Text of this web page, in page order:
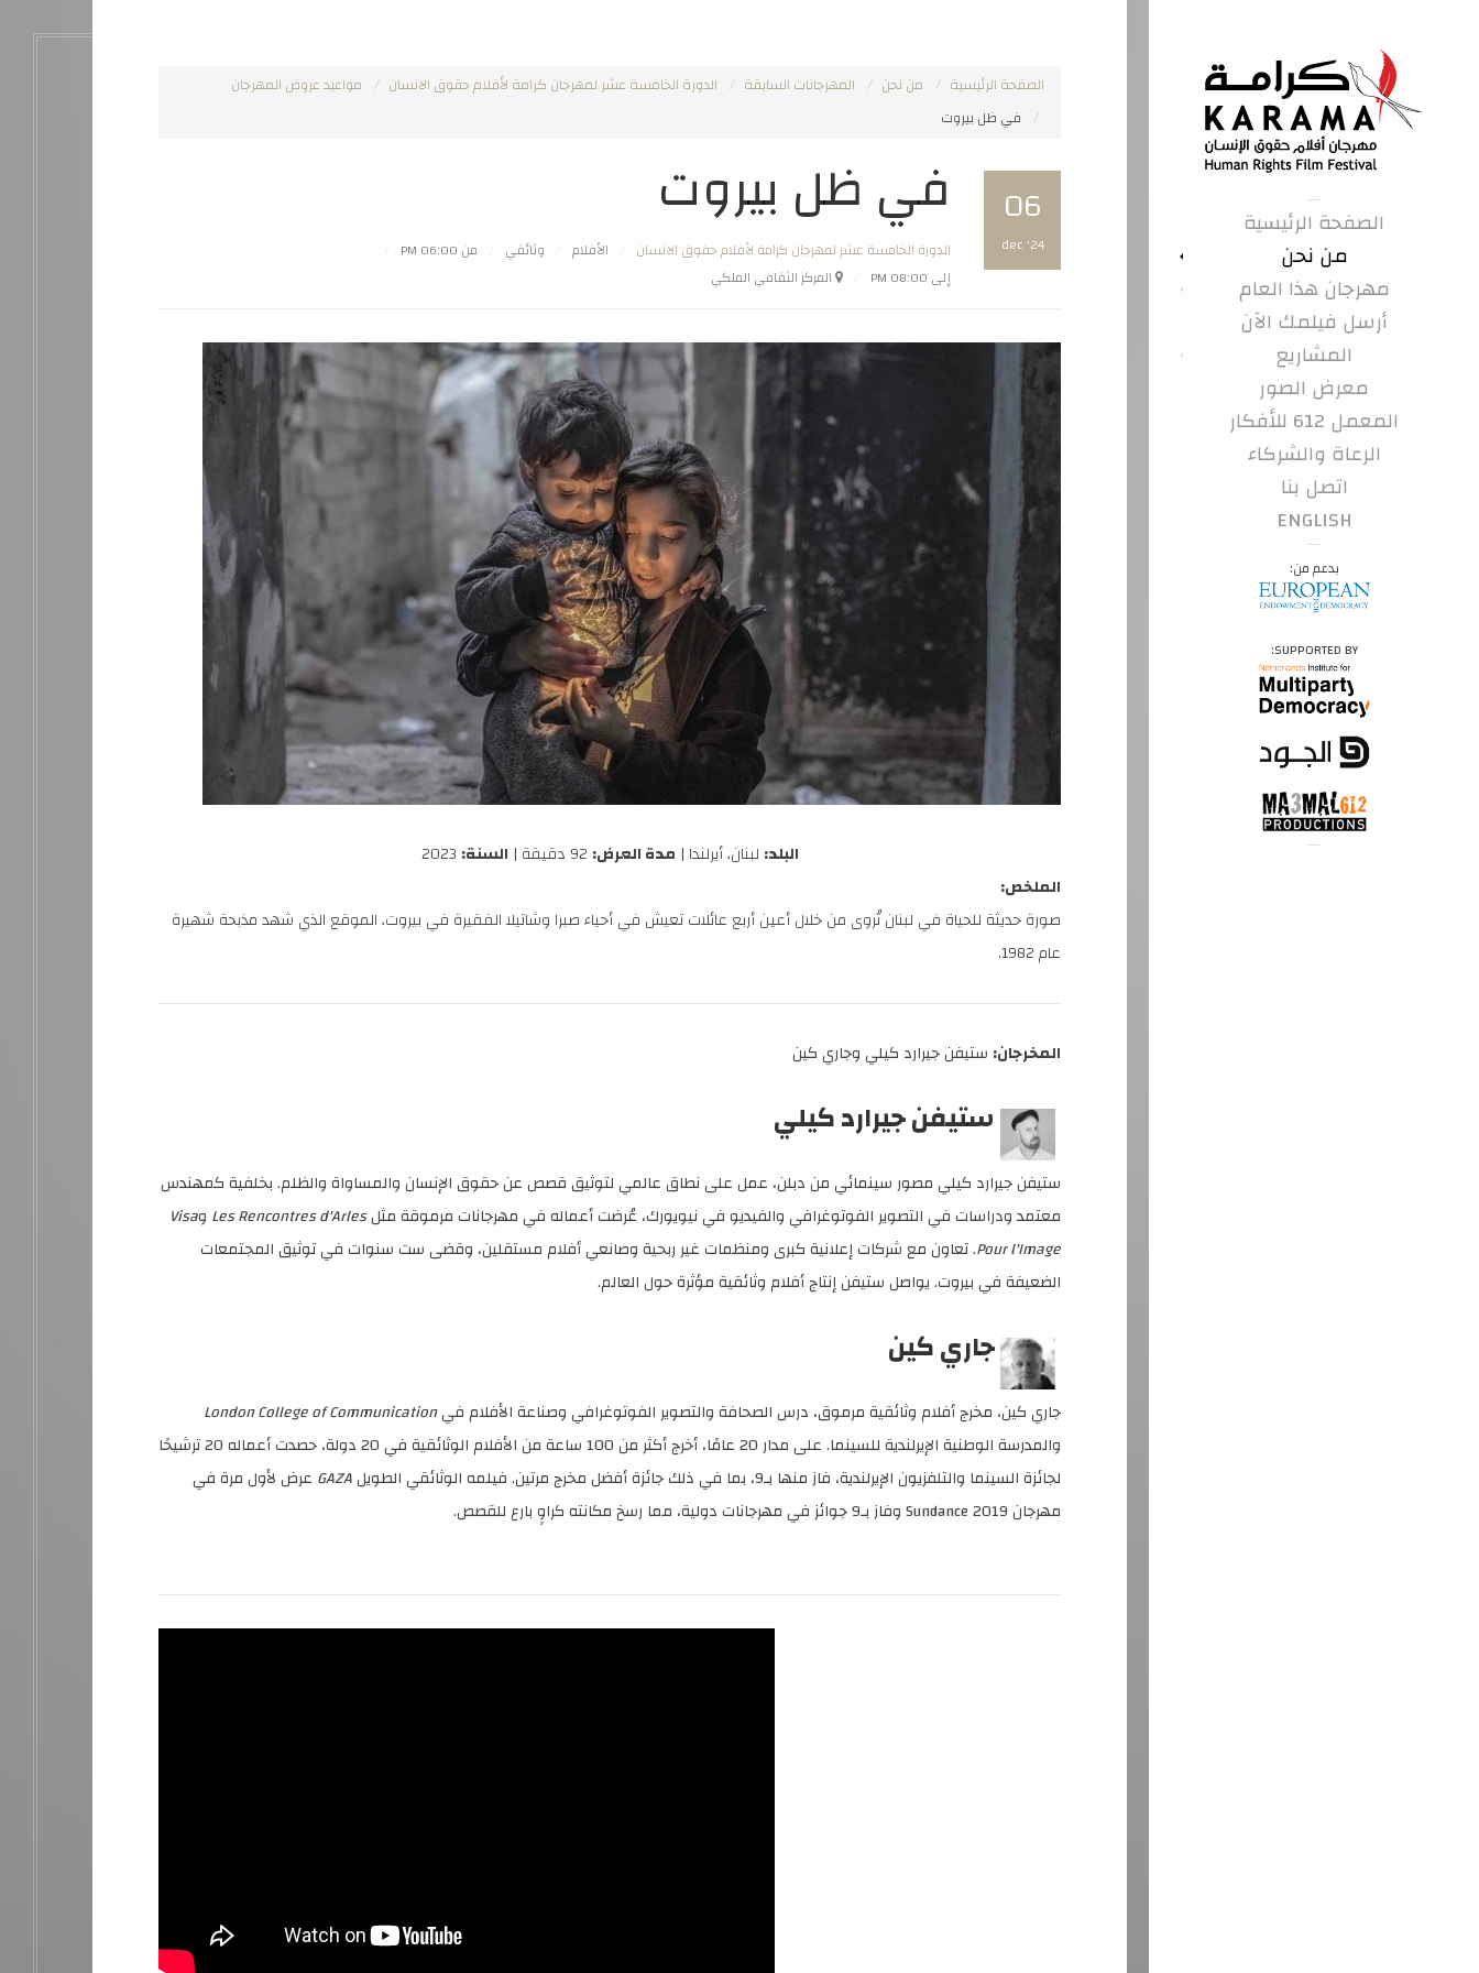
الصفحة الرئيسية
من نحن
مهرجان هذا العام
أرسل فيلمك الآن
المشاريع
معرض الصور
المعمل 612 للأفكار
الرعاة والشركاء
اتصل بنا
ENGLISH
بدعم من:
SUPPORTED BY:
الصفحة الرئيسية من نحن المهرجانات السابقة الدورة الخامسة عشر لمهرجان كرامة لأفلام حقوق الانسان
مواعيد عروض المهرجان
في ظل بيروت
06
dec '24
في ظل بيروت
الدورة الخامسة عشر لمهرجان كرامة لأفلام حقوق الانسان الأفلام وثائقي
من 06:00 PM
إلى 08:00 PM
المركز الثقافي الملكي
البلد: لبنان، أيرلندا | مدة العرض: السنة:
الملخص:
صورة حديثة للحياة في لبنان تُروى من خلال أعين أربع عائلات تعيش في أحياء صبرا وشاتيلا الفقيرة في بيروت، الموقع الذي شهد مذبحة شهيرة
عام 1982.
المخرجان: ستيفن جيرارد كيلي وجاري كين
ستيفن جيرارد كيلي
ستيفن جيرارد كيلي مصور سينمائي من دبلن، عمل على نطاق عالمي لتوثيق قصص عن حقوق الإنسان والمساواة والظلم. بخلفية كمهندس
معتمد ودراسات في التصوير الفوتوغرافي والفيديو في نيويورك، عُرضت أعماله في مهرجانات مرموقة مثلLes Rencontres d'Arles وVisa
Pour l'Image. تعاون مع شركات إعلانية كبرى ومنظمات غير ربحية وصانعي أفلام مستقلين، وقضى ست سنوات في توثيق المجتمعات
الضعيفة في بيروت. يواصل ستيفن إنتاج أفلام وثائقية مؤثرة حول العالم.
جاري كين
جاري كين، مخرج أفلام وثائقية مرموق، درس الصحافة والتصوير الفوتوغرافي وصناعة الأفلام فيLondon College of Communication
والمدرسة الوطنية الإيرلندية للسينما. على مدار 20 عامًا، أخرج أكثر من 100 ساعة من الأفلام الوثائقية في 20 دولة، حصدت أعماله 20 ترشيحًا
لجائزة السينما والتلفزيون الإيرلندية، فاز منها بـ9، بما في ذلك جائزة أفضل مخرج مرتين. فيلمه الوثائقي الطويل
GAZA عرض لأول مرة في
مهرجان Sundance 2019 وفاز بـ9 جوائز في مهرجانات دولية، مما رسخ مكانته كراوٍ بارع للقصص.